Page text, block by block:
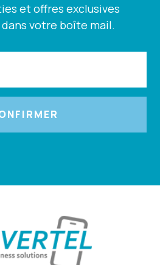
et offres exclusives
votre boîte mail.